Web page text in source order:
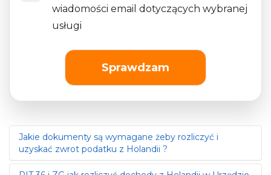
wiadomości email dotyczących wybranej
usługi
Sprawdzam
Jakie dokumenty są wymagane żeby rozliczyć i
uzyskać zwrot podatku z Holandii ?